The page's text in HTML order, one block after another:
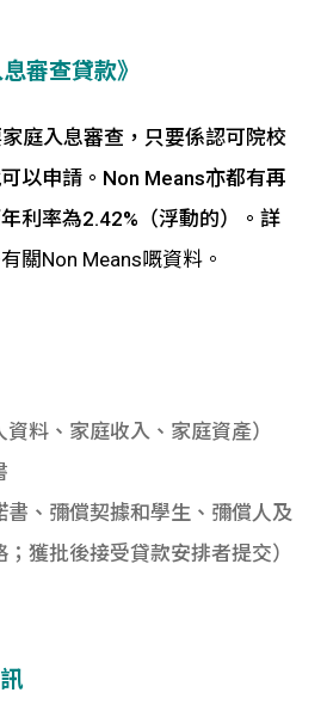
審查貸款》
庭入息審查，只要係認可院校
以申請。Non Means亦都有再
年利率為2.42%（浮動的）。詳
關Non Means嘅資料。
料、家庭收入、家庭資產）
書、彌償契據和學生、彌償人及
獲批後接受貸款安排者提交）